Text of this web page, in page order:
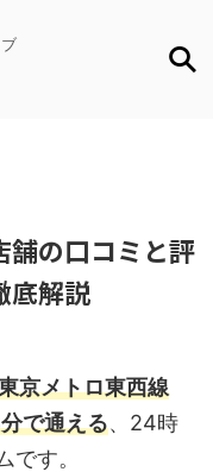
舗の口コミと評
底解説
京メトロ東西線
で通える、24時
す。